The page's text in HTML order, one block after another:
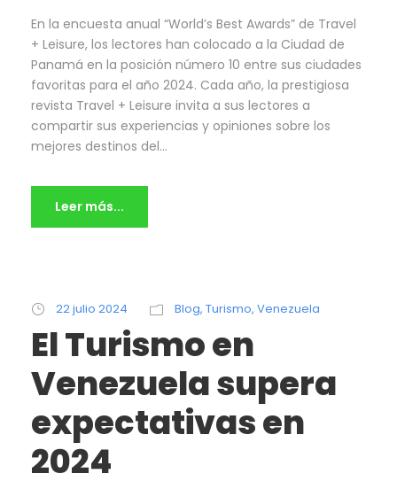
En la encuesta anual “World’s Best Awards” de Travel
+ Leisure, los lectores han colocado a la Ciudad de
Panamá en la posición número 10 entre sus ciudades
favoritas para el año 2024. Cada año, la prestigiosa
revista Travel + Leisure invita a sus lectores a
compartir sus experiencias y opiniones sobre los
mejores destinos del...
Leer más...
22 julio 2024 Blog, Turismo, Venezuela
El Turismo en
Venezuela supera
expectativas en
2024